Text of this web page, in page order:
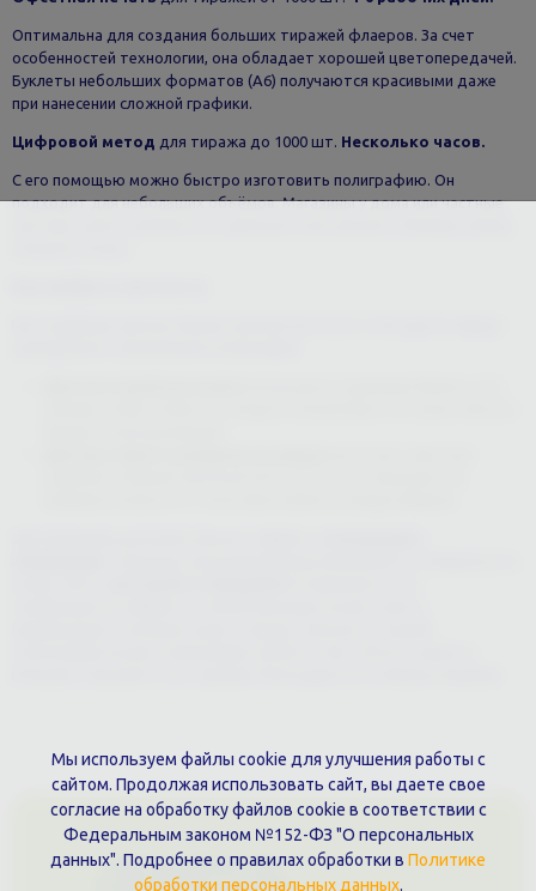
Оптимальна для создания больших тиражей флаеров. За счет
особенностей технологии, она обладает хорошей цветопередачей.
Буклеты небольших форматов (А6) получаются красивыми даже
при нанесении сложной графики.
Цифровой метод для тиража до 1000 шт. Несколько часов.
С его помощью можно быстро изготовить полиграфию. Он
подходит для небольших объёмов. Магазины у дома или частные
Мы используем файлы cookie для улучшения работы с
сайтом. Продолжая использовать сайт, вы даете свое
согласие на обработку файлов cookie в соответствии с
Федеральным законом №152-ФЗ "О персональных
данных". Подробнее о правилах обработки в Политике
обработки персональных данных.